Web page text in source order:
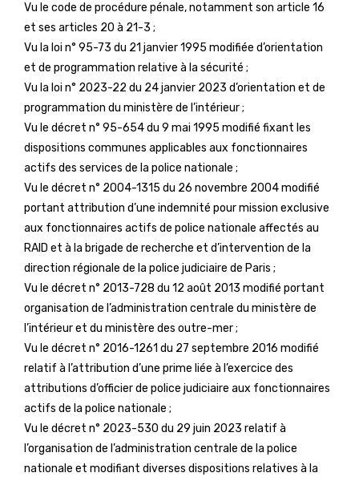
Vu le code de procédure pénale, notamment son article 16
et ses articles 20 à 21-3 ;
Vu la loi n° 95-73 du 21 janvier 1995 modifiée d’orientation
et de programmation relative à la sécurité ;
Vu la loi n° 2023-22 du 24 janvier 2023 d’orientation et de
programmation du ministère de l’intérieur ;
Vu le décret n° 95-654 du 9 mai 1995 modifié fixant les
dispositions communes applicables aux fonctionnaires
actifs des services de la police nationale ;
Vu le décret n° 2004-1315 du 26 novembre 2004 modifié
portant attribution d’une indemnité pour mission exclusive
aux fonctionnaires actifs de police nationale affectés au
RAID et à la brigade de recherche et d’intervention de la
direction régionale de la police judiciaire de Paris ;
Vu le décret n° 2013-728 du 12 août 2013 modifié portant
organisation de l’administration centrale du ministère de
l’intérieur et du ministère des outre-mer ;
Vu le décret n° 2016-1261 du 27 septembre 2016 modifié
relatif à l’attribution d’une prime liée à l’exercice des
attributions d’officier de police judiciaire aux fonctionnaires
actifs de la police nationale ;
Vu le décret n° 2023-530 du 29 juin 2023 relatif à
l’organisation de l’administration centrale de la police
nationale et modifiant diverses dispositions relatives à la